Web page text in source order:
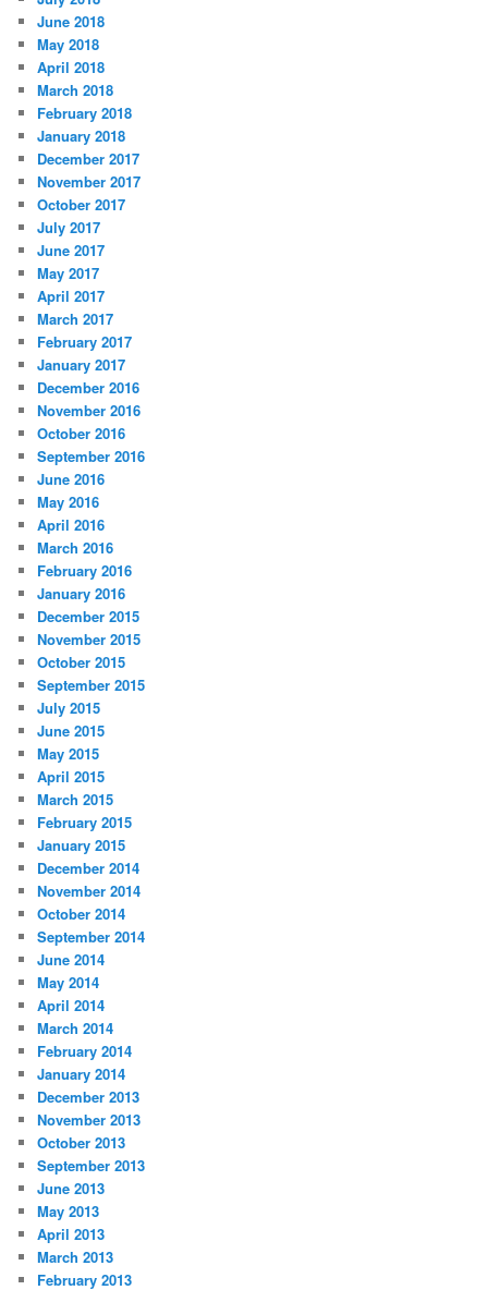
June 2018
May 2018
April 2018
March 2018
February 2018
January 2018
December 2017
November 2017
October 2017
July 2017
June 2017
May 2017
April 2017
March 2017
February 2017
January 2017
December 2016
November 2016
October 2016
September 2016
June 2016
May 2016
April 2016
March 2016
February 2016
January 2016
December 2015
November 2015
October 2015
September 2015
July 2015
June 2015
May 2015
April 2015
March 2015
February 2015
January 2015
December 2014
November 2014
October 2014
September 2014
June 2014
May 2014
April 2014
March 2014
February 2014
January 2014
December 2013
November 2013
October 2013
September 2013
June 2013
May 2013
April 2013
March 2013
February 2013